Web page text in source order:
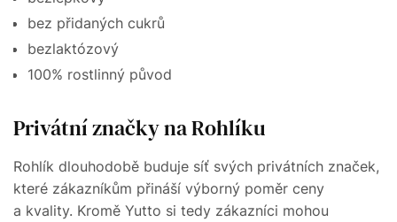
bez přidaných cukrů
bezlaktózový
100% rostlinný původ
Privátní značky na Rohlíku
Rohlík dlouhodobě buduje síť svých privátních značek,
které zákazníkům přináší výborný poměr ceny
a kvality. Kromě Yutto si tedy zákazníci mohou